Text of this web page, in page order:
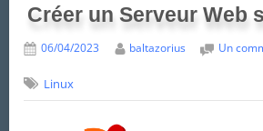
Créer un Serveur Web
Posted
06/04/2023 par
baltazorius Un
Linux